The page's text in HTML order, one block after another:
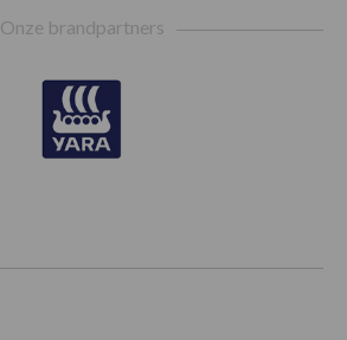
Onze brandpartners